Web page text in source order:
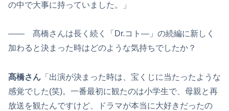
の中で大事に持っていました。」
―― 髙橋さんは長く続く「Dr.コト―」の続編に新しく
加わると決まった時はどのような気持ちでしたか？
髙橋さん 「出演が決まった時は、宝くじに当たったような
感覚でした(笑)。一番最初に観たのは小学生で、母親と再
放送を観たんですけど、ドラマが本当に大好きだったの